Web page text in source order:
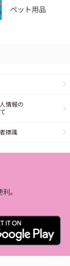
情報の
標識
。